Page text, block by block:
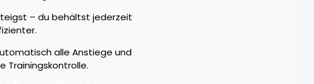
– du behältst jederzeit
alle Anstiege und
Trainingskontrolle.